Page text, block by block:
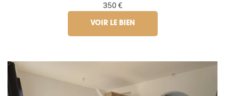
350 €
VOIR LE BIEN